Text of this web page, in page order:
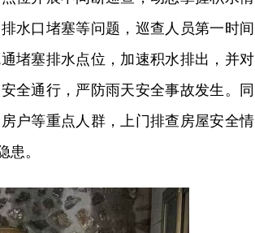
水口堵塞等问题，巡查人员第一时间
堵塞排水点位，加速积水排出，并对
全通行，严防雨天安全事故发生。同
户等重点人群，上门排查房屋安全情
患。